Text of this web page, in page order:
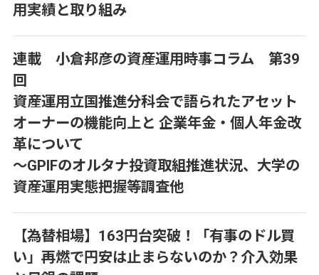
用実績と取り組み
連載 小倉邦彦の資産運用時事コラム 第39
回
資産運用立国推進分科会で語られたアセット
オーナーの機能向上と 企業年金・個人年金改
革について
～GPIFのオルタナ投資取組推進状況、大学の
資産運用実態把握等調査他
【為替相場】163円台突破！「有事のドル買
い」再燃で円安は止まらないのか？介入効果